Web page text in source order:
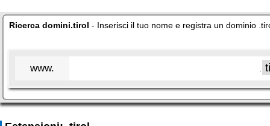
Ricerca domini.tirol - Inserisci il tuo nome e registra un dominio
www.